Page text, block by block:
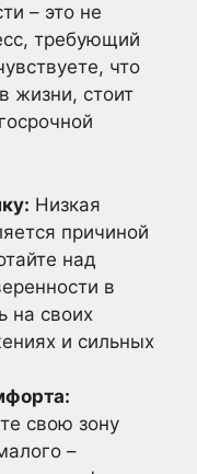
– это не
требующий
что
жизни, стоит
Низкая
причиной
над
в
на своих
и сильных
свою зону
–